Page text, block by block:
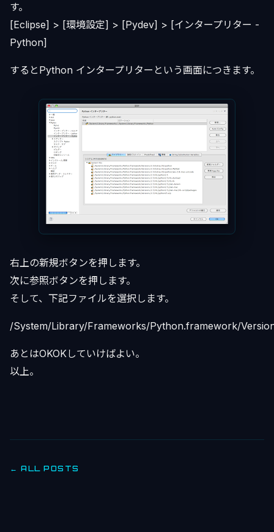
す。
[Eclipse] > [環境設定] > [Pydev] > [インタープリター -
Python]
するとPython インタープリターという画面につきます。
右上の新規ボタンを押します。
次に参照ボタンを押します。
そして、下記ファイルを選択します。
/System/Library/Frameworks/Python.framework/
あとはOKOKしていけばよい。
以上。
← ALL POSTS